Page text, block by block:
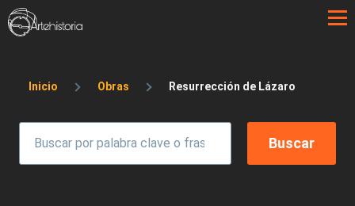
Pasar al contenido principal
Sobrescribir enlaces de ayuda a la
Inicio Obras Resurrección de Lázaro